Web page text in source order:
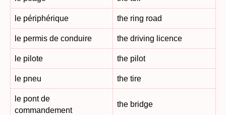
le périphérique the ring road
le permis de conduire the driving licence
le pilote the pilot
le pneu the tire
le pont de
commandement
the bridge